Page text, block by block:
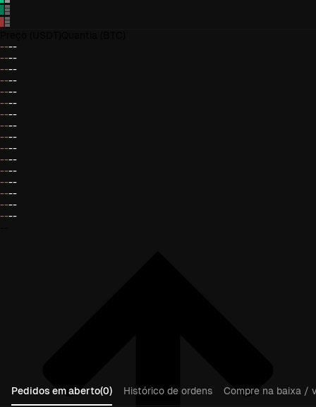
----
----
----
----
----
----
----
----
----
----
----
----
----
----
----
----
Pedidos em aberto(0) Histórico de ordens
Compre na baixa /